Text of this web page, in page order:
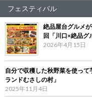
フェスティバル
絶品屋台グルメ
回「川口×絶品グ
2026年4月15日
自分で収穫した秋野菜を使っ
ランドむさしの村」
2025年11月4日